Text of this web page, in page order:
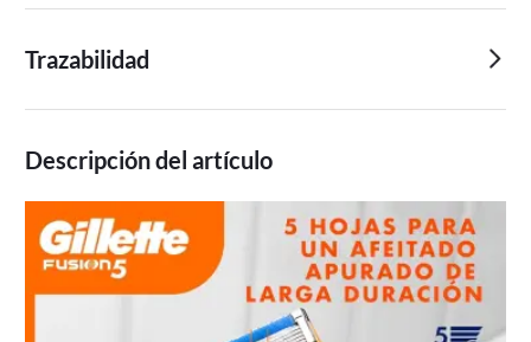
Trazabilidad
Descripción del artículo